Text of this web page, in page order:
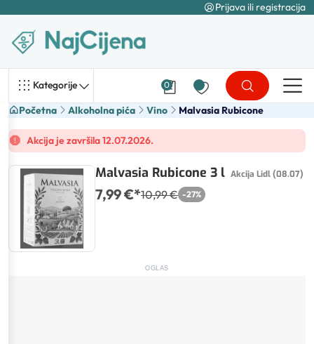
Prijava ili registracija
Kategorije 0
Početna Alkoholna pića Vino Malvasia Rubicone
Akcija je završila 12.07.2026.
Malvasia Rubicone 3 l Akcija Lidl (08.07)
7,99 €*10,99 € -27%
OGLAS